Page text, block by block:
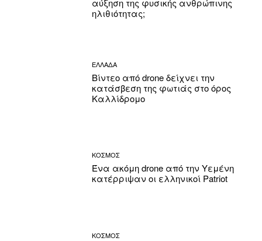
ηλιθιότητας;
ΕΛΛΑΔΑ
Βίντεο από drone δείχνει την
κατάσβεση της φωτιάς στο όρος
Καλλίδρομο
ΚΟΣΜΟΣ
Ένα ακόμη drone από την Υεμένη
κατέρριψαν οι ελληνικοί Patriot
ΚΟΣΜΟΣ